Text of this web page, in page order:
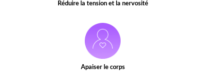
Réduire la tension et la nervosité
Apaiser le corps